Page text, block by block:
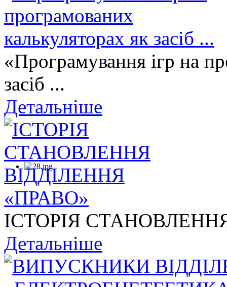
«Програмування ігр на
засіб ...
Детальніше
ІСТОРІЯ
Детальніше